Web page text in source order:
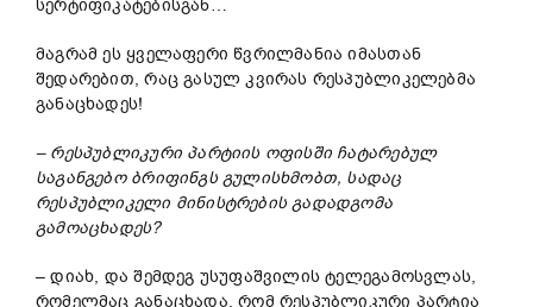
სერტიფიკატებისგან…
მაგრამ ეს ყველაფერი წვრილმანია იმასთან
შედარებით, რაც გასულ კვირას რესპუბლიკელებმა
განაცხადეს!
– რესპუბლიკური პარტიის ოფისში ჩატარებულ
საგანგებო ბრიფინგს გულისხმობთ, სადაც
რესპუბლიკელი მინისტრების გადადგომა
გამოაცხადეს?
– დიახ, და შემდეგ უსუფაშვილის ტელეგამოსვლას,
რომელმაც განაცხადა, რომ რესპუბლიკური პარტია